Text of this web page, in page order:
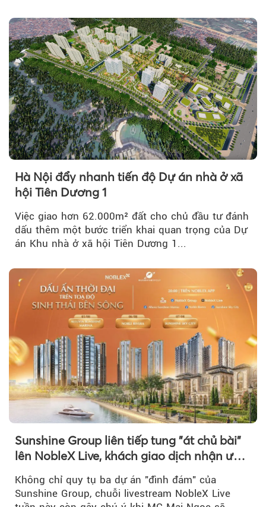
Hà Nội đẩy nhanh tiến độ Dự án nhà ở xã
hội Tiên Dương 1
Việc giao hơn 62.000m² đất cho chủ đầu tư đánh
dấu thêm một bước triển khai quan trọng của Dự
án Khu nhà ở xã hội Tiên Dương 1...
Sunshine Group liên tiếp tung "át chủ bài"
lên NobleX Live, khách giao dịch nhận ưu
Không chỉ quy tụ ba dự án "đình đám" của
Sunshine Group, chuỗi livestream NobleX Live